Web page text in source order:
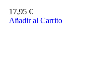
17,95 €
Añadir al Carrito